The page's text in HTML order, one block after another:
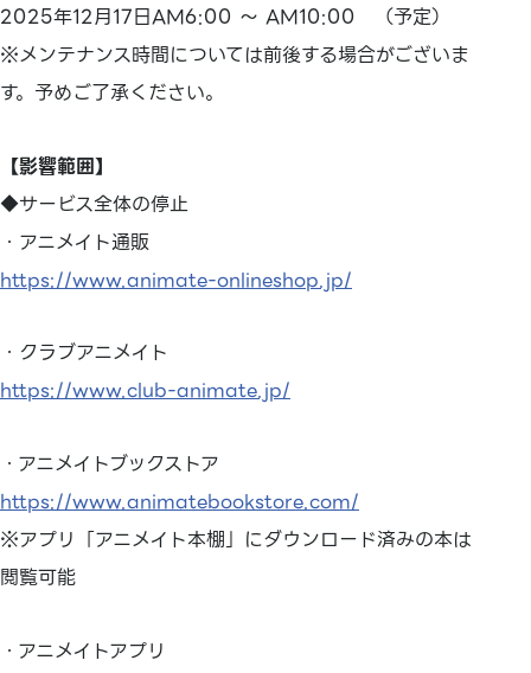
2025年12月17日AM6:00 ～ AM10:00 （予定）
※メンテナンス時間については前後する場合がございま
す。予めご了承ください。
【影響範囲】
◆サービス全体の停止
・アニメイト通販
https://www.animate-onlineshop.jp/
・クラブアニメイト
https://www.club-animate.jp/
・アニメイトブックストア
https://www.animatebookstore.com/
※アプリ「アニメイト本棚」にダウンロード済みの本は
閲覧可能
・アニメイトアプリ